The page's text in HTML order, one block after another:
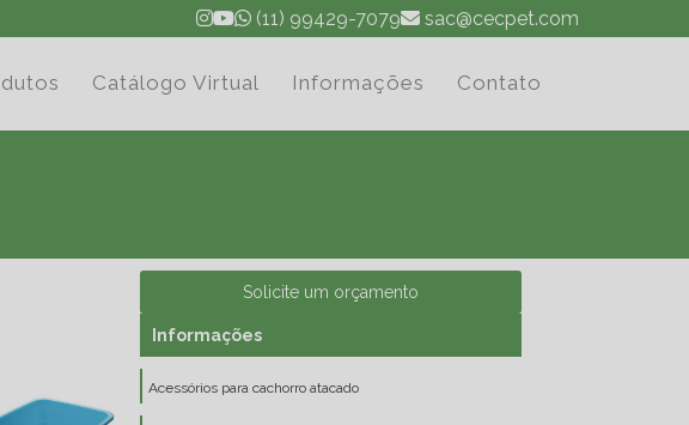
(11) 99429-7079 sac@cecpet.com
Catálogo Virtual Informações Contato
Solicite um orçamento
Informações
Acessórios para cachorro atacado